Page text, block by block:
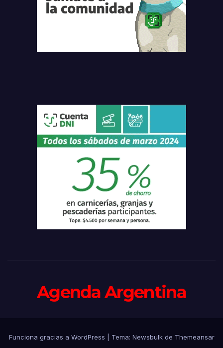
Agenda Argentina
Funciona gracias a WordPress Tema: Newsbulkde Themeansar